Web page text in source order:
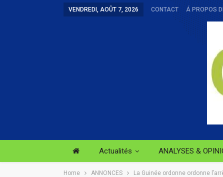
VENDREDI, AOÛT 7, 2026 CONTACT Á PROPOS
Actualités ANALYSES &
Home ANNONCES La Guinée ordonne ordonne